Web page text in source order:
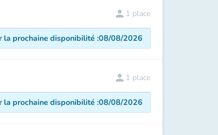
person 1 place
la prochaine disponibilité :08/08/2026
person 1 place
la prochaine disponibilité :08/08/2026